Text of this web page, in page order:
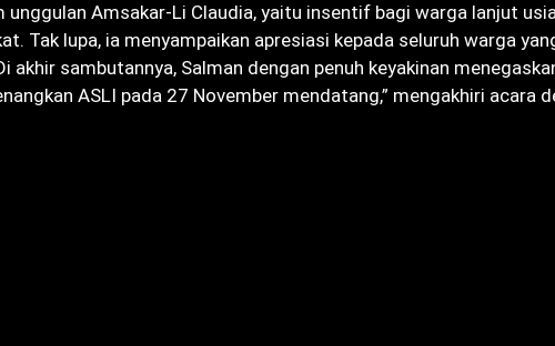
Amsakar-Li Claudia, yaitu insentif bagi warga lanjut
Tak lupa, ia menyampaikan apresiasi kepada seluruh warga
akhir sambutannya, Salman dengan penuh keyakinan
ASLI pada 27 November mendatang,” mengakhiri acara